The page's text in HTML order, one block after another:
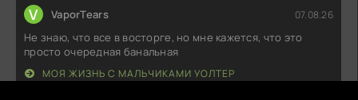
V VaporTears 07.08.26
Не знаю, что все в восторге, но мне кажется, что это
просто очередная банальная
МОЯ ЖИЗНЬ С МАЛЬЧИКАМИ УОЛТЕР